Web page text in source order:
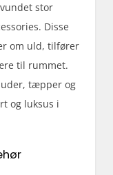
vundet stor
Disse
om uld, tilfører
til rummet.
tæpper og
og luksus i